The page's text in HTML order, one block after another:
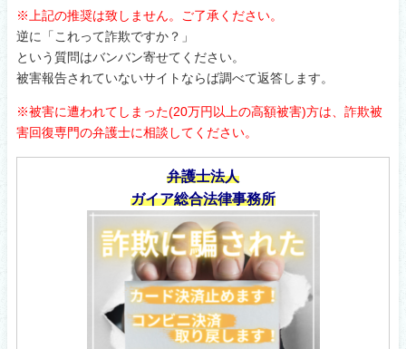
※上記の推奨は致しません。ご了承ください。
逆に「これって詐欺ですか？」
という質問はバンバン寄せてください。
被害報告されていないサイトならば調べて返答します。
※被害に遭われてしまった(20万円以上の高額被害)方は、詐欺被
害回復専門の弁護士に相談してください。
弁護士法人
ガイア総合法律事務所